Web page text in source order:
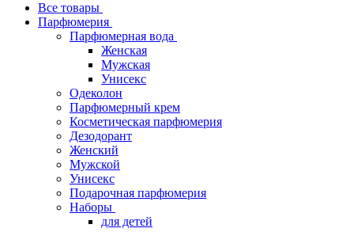
Все товары
Парфюмерия
Парфюмерная вода
Женская
Мужская
Унисекс
Одеколон
Парфюмерный крем
Косметическая парфюмерия
Дезодорант
Женский
Мужской
Унисекс
Подарочная парфюмерия
Наборы
для детей